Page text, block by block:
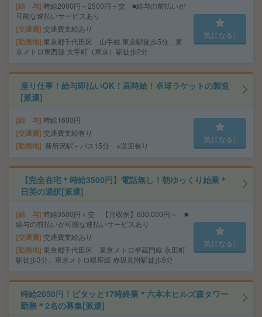
給 与 時給2000円～2500円＋交 ■給与の前払いが
可能な速払いサービスあり
交通費 交通費支給あり
勤務地 東京都千代田区 山手線 東京駅徒歩5分、東
京メトロ東西線 大手町（東京）駅徒歩2分
気になる!
座り仕事！給与即払いOK！高時給！卓球ラケットの製造
[派遣]
給 与 時給1600円
交通費 交通費支給有り
勤務地 新所沢駅～バス15分 ※送迎有り
気になる!
【完全在宅＊時給3500円】電話無し！朝ゆっくり始業＊
日英の通訳[派遣]
給 与 時給3500円＋交 【月収例】630,000円～ ■
給与の前払いが可能な速払いサービスあり
交通費 交通費支給あり
勤務地 東京都千代田区 東京メトロ半蔵門線 永田町
駅徒歩3分、東京メトロ銀座線 赤坂見附駅徒歩6分
気になる!
時給2050円！ピタッと17時終業＊六本木ヒルズ森タワー
勤務＊2名の募集[派遣]